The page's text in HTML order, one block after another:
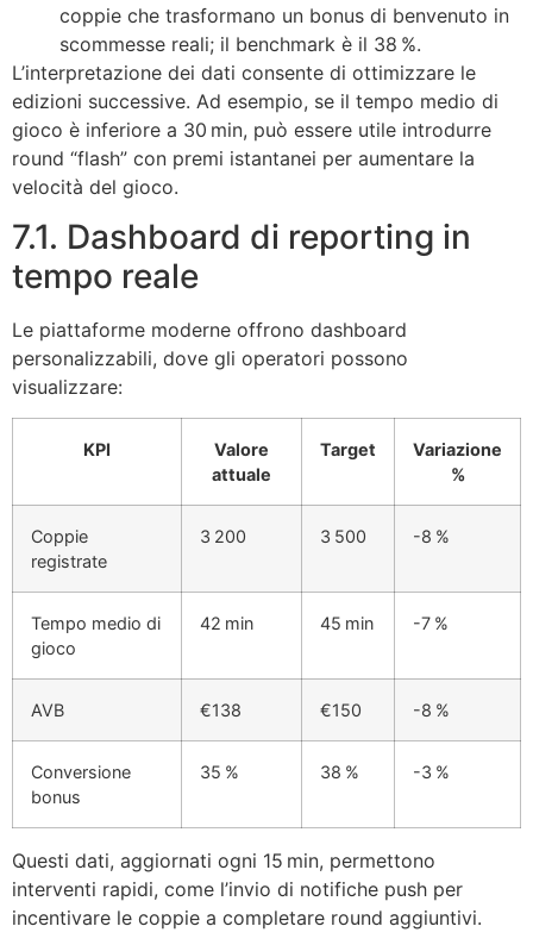
coppie che trasformano un bonus di benvenuto in
scommesse reali; il benchmark è il 38 %.
L’interpretazione dei dati consente di ottimizzare le
edizioni successive. Ad esempio, se il tempo medio di
gioco è inferiore a 30 min, può essere utile introdurre
round “flash” con premi istantanei per aumentare la
velocità del gioco.
7.1. Dashboard di reporting in
tempo reale
Le piattaforme moderne offrono dashboard
personalizzabili, dove gli operatori possono
visualizzare:
KPI
Valore
attuale
Target
Variazione
%
Coppie
registrate
3 200 3 500 -8 %
Tempo medio di
gioco
42 min 45 min -7 %
AVB €138 €150 -8 %
Conversione
bonus
35 % 38 % -3 %
Questi dati, aggiornati ogni 15 min, permettono
interventi rapidi, come l’invio di notifiche push per
incentivare le coppie a completare round aggiuntivi.